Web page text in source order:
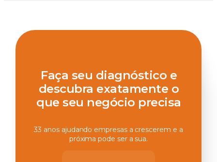
Faça seu diagnóstico e
descubra exatamente o
que seu negócio precisa
33 anos ajudando empresas a crescerem e a
próxima pode ser a sua.